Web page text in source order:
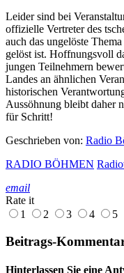
Leider sind bei
offizielle Vertreter des
auch das ungelöste
gelöst ist. Hoffnungsvoll
jungen Teilnehmern
Landes an ähnlichen
historischen
Aussöhnung bleibt daher
für Schritt!
Geschrieben von: Radio
RADIO BÖHMEN
email
Rate it
1
2 3 4 5
Beitrags-
Hinterlassen Sie eine